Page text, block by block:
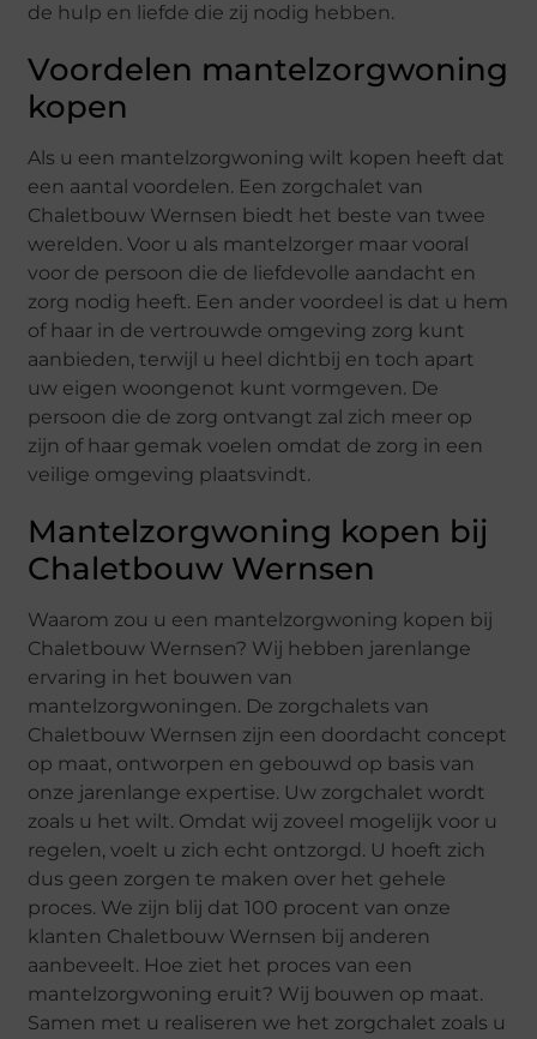
de hulp en liefde die zij nodig hebben.
Voordelen mantelzorgwoning
kopen
Als u een mantelzorgwoning wilt kopen heeft dat
een aantal voordelen. Een zorgchalet van
Chaletbouw Wernsen biedt het beste van twee
werelden. Voor u als mantelzorger maar vooral
voor de persoon die de liefdevolle aandacht en
zorg nodig heeft. Een ander voordeel is dat u hem
of haar in de vertrouwde omgeving zorg kunt
aanbieden, terwijl u heel dichtbij en toch apart
uw eigen woongenot kunt vormgeven. De
persoon die de zorg ontvangt zal zich meer op
zijn of haar gemak voelen omdat de zorg in een
veilige omgeving plaatsvindt.
Mantelzorgwoning kopen bij
Chaletbouw Wernsen
Waarom zou u een mantelzorgwoning kopen bij
Chaletbouw Wernsen? Wij hebben jarenlange
ervaring in het bouwen van
mantelzorgwoningen. De zorgchalets van
Chaletbouw Wernsen zijn een doordacht concept
op maat, ontworpen en gebouwd op basis van
onze jarenlange expertise. Uw zorgchalet wordt
zoals u het wilt. Omdat wij zoveel mogelijk voor u
regelen, voelt u zich echt ontzorgd. U hoeft zich
dus geen zorgen te maken over het gehele
proces. We zijn blij dat 100 procent van onze
klanten Chaletbouw Wernsen bij anderen
aanbeveelt. Hoe ziet het proces van een
mantelzorgwoning eruit? Wij bouwen op maat.
Samen met u realiseren we het zorgchalet zoals u